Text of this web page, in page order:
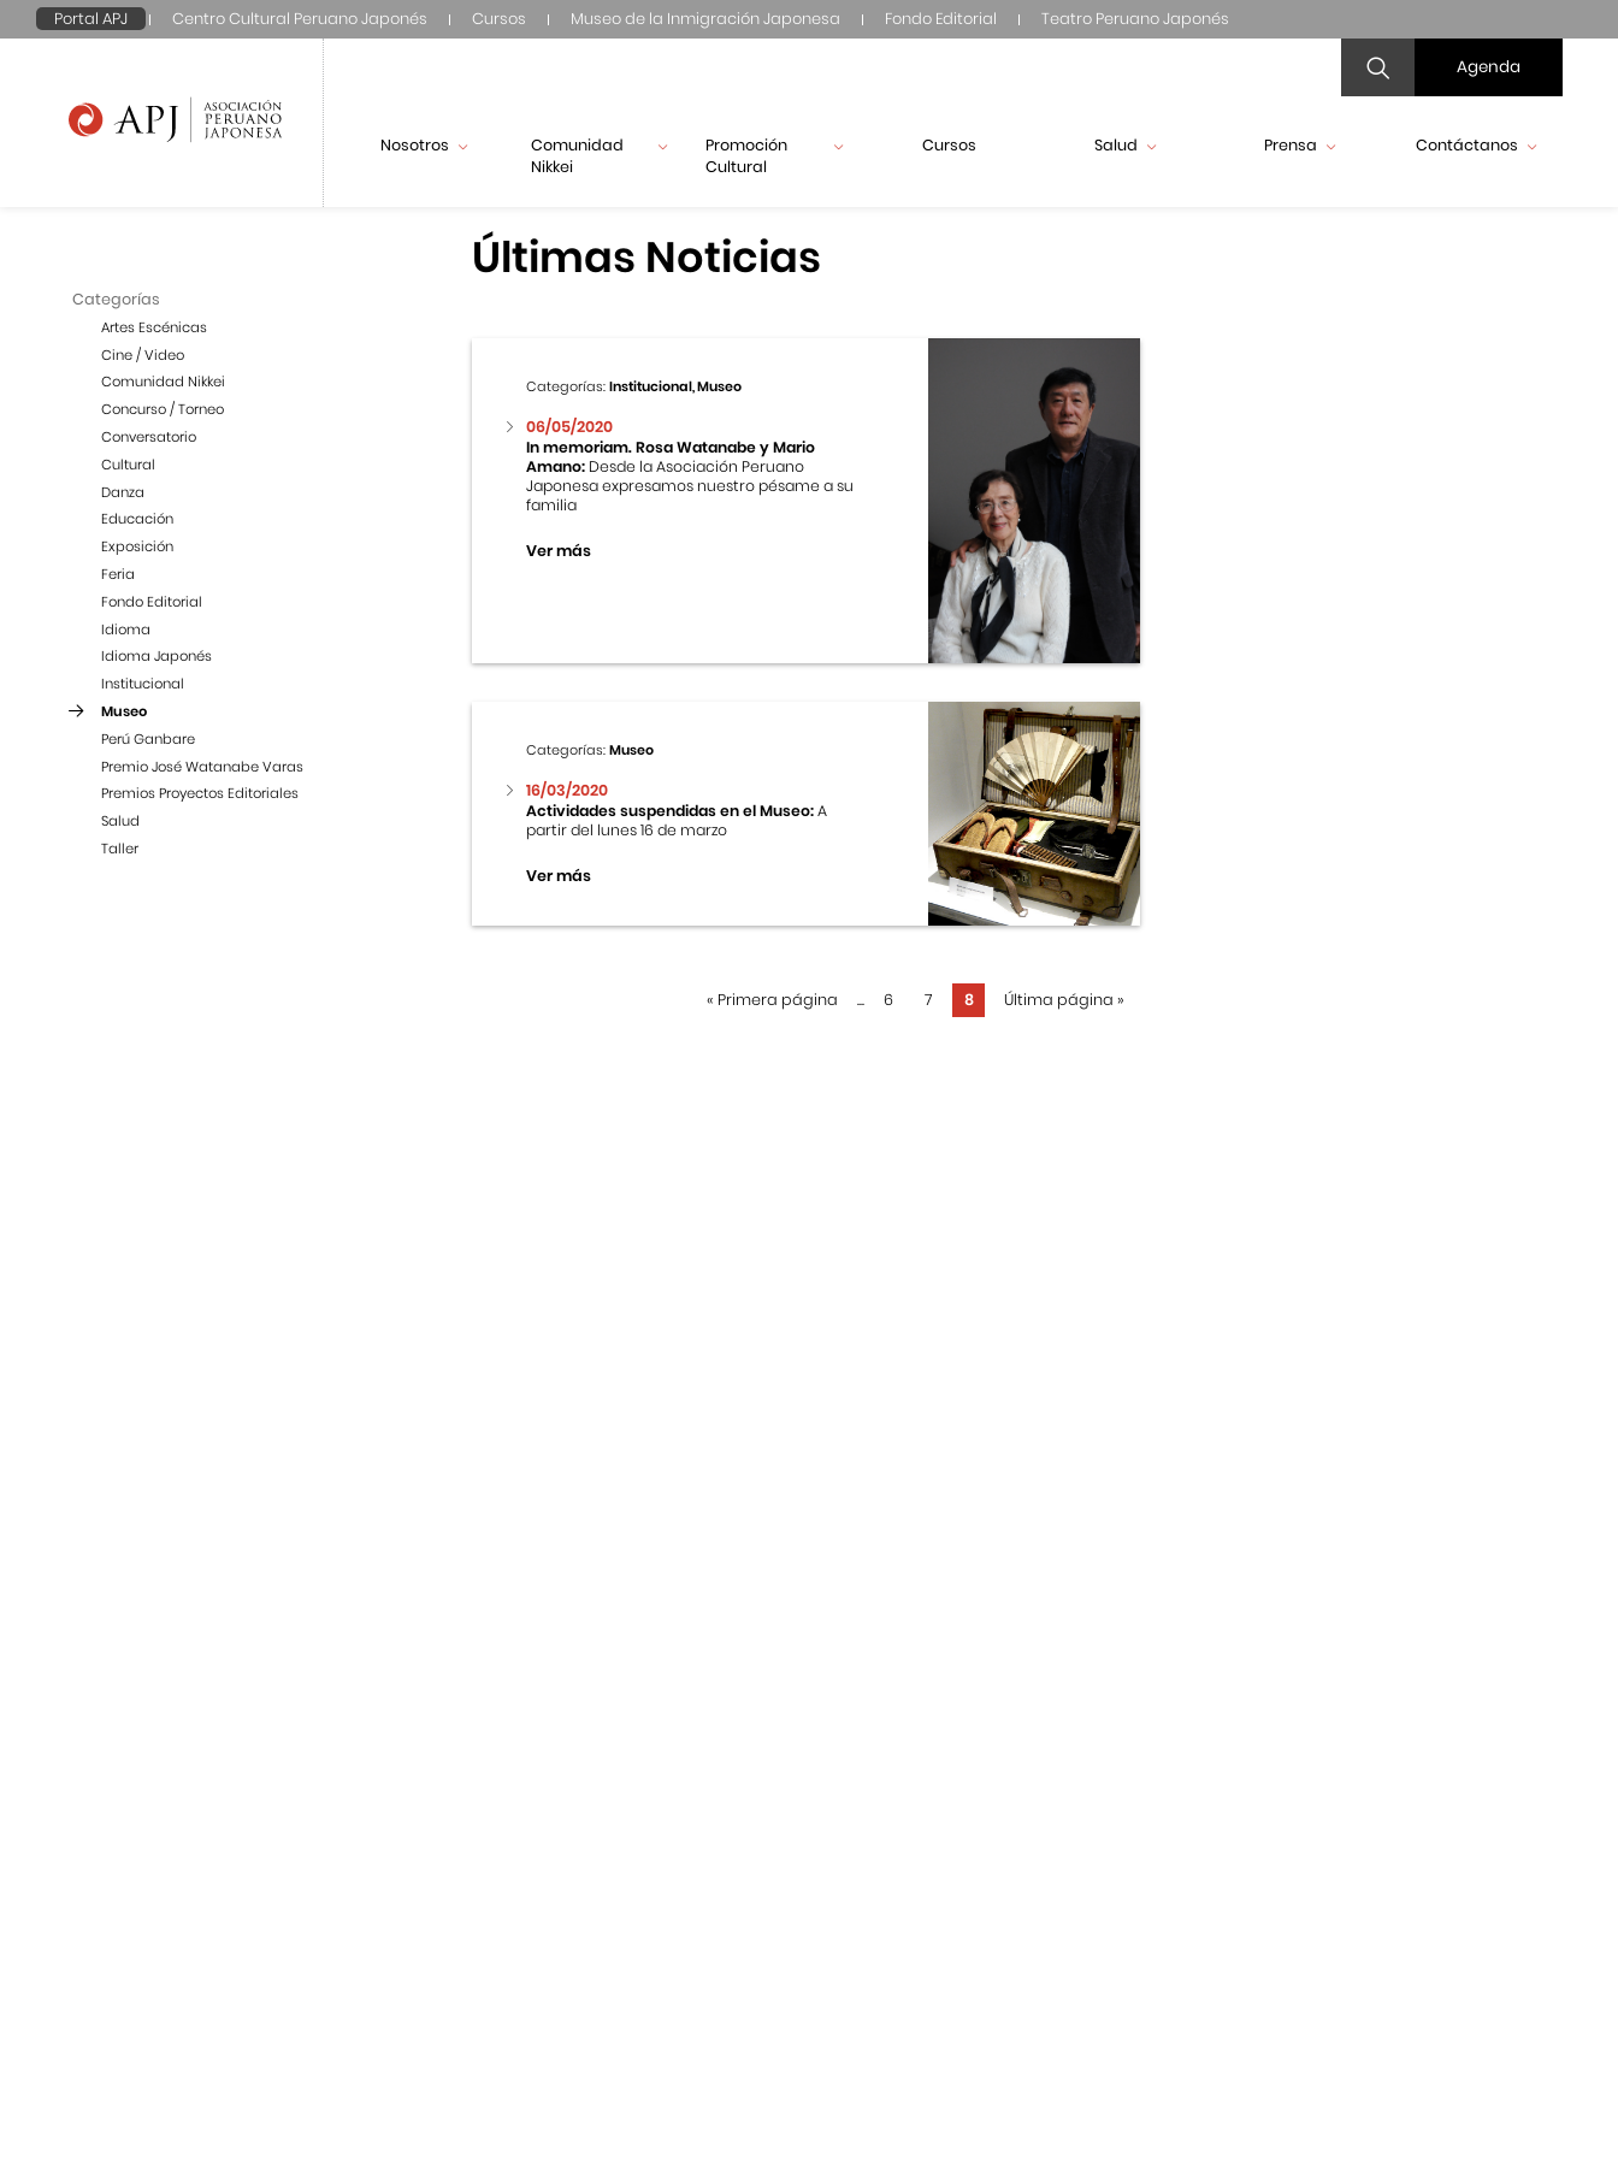
Portal APJ Centro Cultural Peruano Japonés Cursos Museo de la Inmigración Japonesa Fondo Editorial Teatro Peruano Japonés
Agenda
Nosotros
Comunidad
Nikkei
Promoción
Cultural
Cursos Salud Prensa Contáctanos
Categorías
Artes Escénicas
Cine / Video
Comunidad Nikkei
Concurso / Torneo
Conversatorio
Cultural
Danza
Educación
Exposición
Feria
Fondo Editorial
Idioma
Idioma Japonés
Institucional
Museo
Perú Ganbare
Premio José Watanabe Varas
Premios Proyectos Editoriales
Salud
Taller
Últimas Noticias
Categorías:Institucional, Museo
06/05/2020
In memoriam. Rosa Watanabe y Mario
Amano: Desde la Asociación Peruano
Japonesa expresamos nuestro pésame a su
familia
Ver más
Categorías:Museo
16/03/2020
Actividades suspendidas en el Museo:A
partir del lunes 16 de marzo
Ver más
« Primera página ... 6 7 8 Última página »